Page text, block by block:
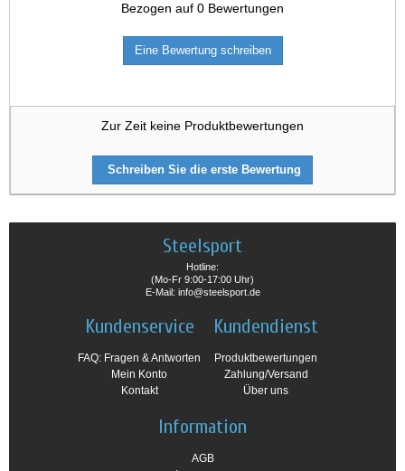
Bezogen auf 0 Bewertungen
Eine Bewertung schreiben
Zur Zeit keine Produktbewertungen
Schreiben Sie die erste Bewertung
Steelsport
Hotline:
(Mo-Fr 9:00-17:00 Uhr)
E-Mail: info@steelsport.de
Kundenservice
FAQ: Fragen & Antworten
Mein Konto
Kontakt
Kundendienst
Produktbewertungen
Zahlung/Versand
Über uns
Information
AGB